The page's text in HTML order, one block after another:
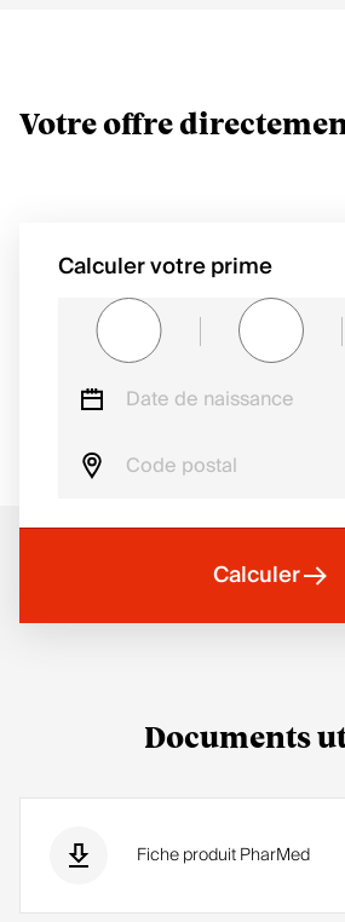
Votre offre
Calculer votre prime
Date de naissance
Code postal
Calculer
Documents
Fiche produit PharMed